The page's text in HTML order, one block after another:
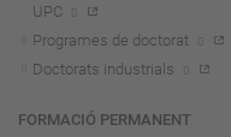
UPC
Programes de doctorat
Doctorats industrials
FORMACIÓ PERMANENT